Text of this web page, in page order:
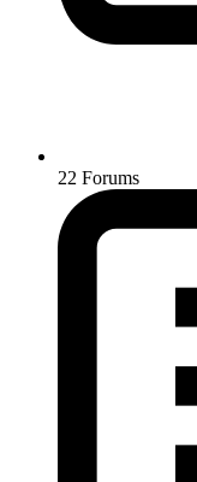
22 Forums